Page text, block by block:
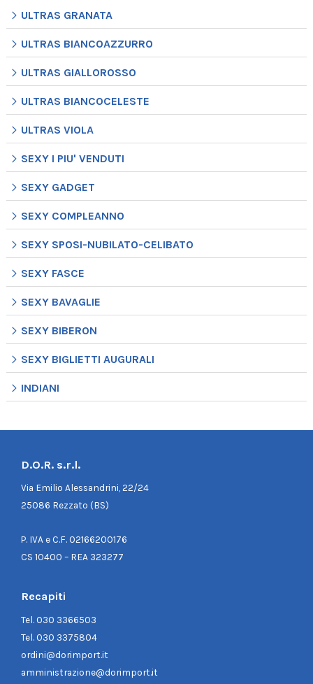
ULTRAS GRANATA
ULTRAS BIANCOAZZURRO
ULTRAS GIALLOROSSO
ULTRAS BIANCOCELESTE
ULTRAS VIOLA
SEXY I PIU' VENDUTI
SEXY GADGET
SEXY COMPLEANNO
SEXY SPOSI-NUBILATO-CELIBATO
SEXY FASCE
SEXY BAVAGLIE
SEXY BIBERON
SEXY BIGLIETTI AUGURALI
INDIANI
D.O.R. s.r.l.
Via Emilio Alessandrini, 22/24
25086 Rezzato (BS)
P. IVA e C.F. 02166200176
CS 10400 – REA 323277
Recapiti
Tel.030 3366503
Tel.030 3375804
ordini@dorimport.it
amministrazione@dorimport.it